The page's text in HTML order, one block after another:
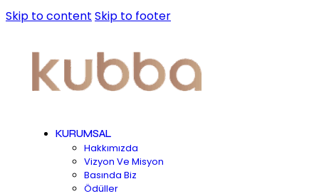
Skip to content Skip to footer
KURUMSAL
Hakkımızda
Vizyon Ve Misyon
Basında Biz
Ödüller